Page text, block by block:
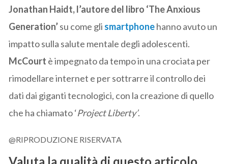
Jonathan Haidt, l’autore del libro ‘The Anxious
Generation’su come gli smartphonehanno avuto un
impatto sulla salute mentale degli adolescenti.
McCourt è impegnato da tempo in una crociata per
rimodellare internet e per sottrarre il controllo dei
dati dai giganti tecnologici, con la creazione di quello
che ha chiamato ‘Project Liberty’.
@RIPRODUZIONE RISERVATA